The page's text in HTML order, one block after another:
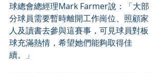
球總會總經理Mark Farmer說：「大部
分球員需要暫時離開工作崗位、照顧家
人及讀書去參與這賽事，可見球員對板
球充滿熱情，希望她們能夠取得佳
續。」